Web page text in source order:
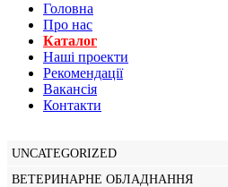
Головна
Про нас
Каталог
Нашi проекти
Рекомендації
Вакансiя
Контакти
UNCATEGORIZED
ВЕТЕРИНАРНЕ ОБЛАДНАННЯ